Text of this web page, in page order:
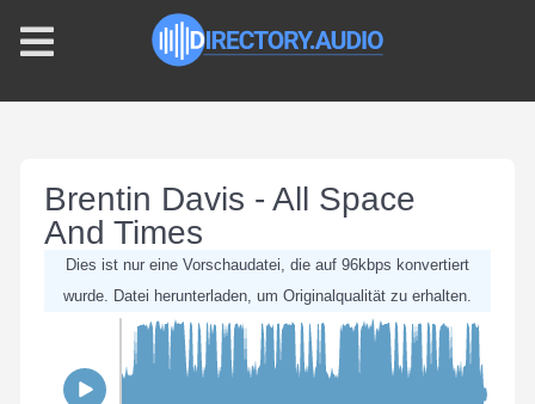
Brentin Davis - All Space
And Times
Dies ist nur eine Vorschaudatei, die auf 96kbps konvertiert
wurde. Datei herunterladen, um Originalqualität zu erhalten.